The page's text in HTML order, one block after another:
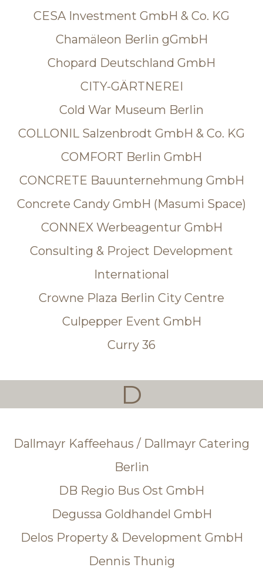
CESA Investment GmbH & Co. KG
Chamäleon Berlin gGmbH
Chopard Deutschland GmbH
CITY-GÄRTNEREI
Cold War Museum Berlin
COLLONIL Salzenbrodt GmbH & Co. KG
COMFORT Berlin GmbH
CONCRETE Bauunternehmung GmbH
Concrete Candy GmbH (Masumi Space)
CONNEX Werbeagentur GmbH
Consulting & Project Development
International
Crowne Plaza Berlin City Centre
Culpepper Event GmbH
Curry 36
D
Dallmayr Kaffeehaus / Dallmayr Catering
Berlin
DB Regio Bus Ost GmbH
Degussa Goldhandel GmbH
Delos Property & Development GmbH
Dennis Thunig